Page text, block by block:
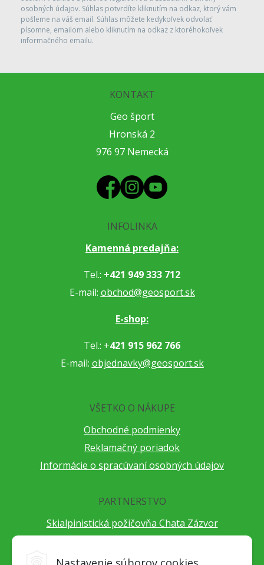
osobných údajov. Súhlas potvrdíte kliknutím na odkaz, ktorý vám
pošleme na váš email. Súhlas môžete kedykoľvek odvolať
písomne, emailom alebo kliknutím na odkaz z ktoréhokoľvek
informačného emailu.
KONTAKT
Geo šport
Hronská 2
976 97 Nemecká
INFOLINKA
Kamenná predajňa:
Tel.: +421 949 333 712
E-mail: obchod@geosport.sk
E-shop:
Tel.: +421 915 962 766
E-mail: objednavky@geosport.sk
VŠETKO O NÁKUPE
Obchodné podmienky
Reklamačný poriadok
Informácie o spracúvaní osobných údajov
PARTNERSTVO
Skialpinistická požičovňa Chata Zázvor
Cestovateľský festival Cestou necestou